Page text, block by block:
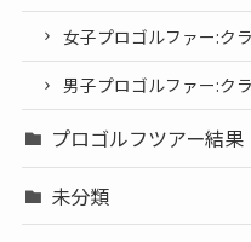
女子プロゴルファー:ク
男子プロゴルファー:ク
プロゴルフツアー結果
未分類